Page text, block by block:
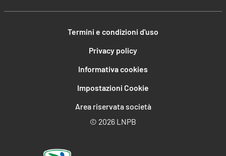
Termini e condizioni d'uso
Privacy policy
Informativa cookies
Impostazioni Cookie
Area riservata società
© 2026 LNPB